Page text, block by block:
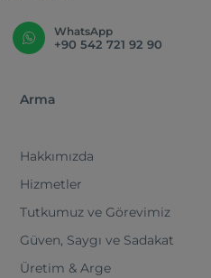
WhatsApp
+90 542 721 92 90
Arma
Hakkımızda
Hizmetler
Tutkumuz ve Görevimiz
Güven, Saygı ve Sadakat
Üretim & Arge